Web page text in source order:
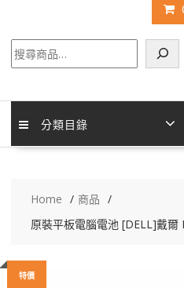
尋
分類目錄
Home
商品
原裝平板電腦電池 [DELL]戴爾
特價